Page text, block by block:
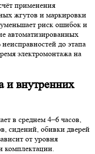
применения
жгутов и маркировки
риск ошибок и
автоматизированных
до этапа
электромонтажа на
и внутренних
в среднем 4–6 часов,
сидений, обивки дверей
от уровня
комплектации.